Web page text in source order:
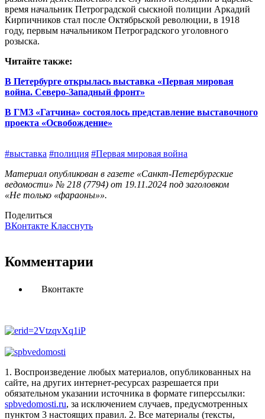
время начальник Петроградской сыскной полиции Аркадий
Кирпичников стал после Октябрьской революции, в 1918
году, первым начальником Петроградского уголовного
розыска.
Читайте также:
В Петербурге открылась выставка «Первая мировая
война. Северо-Западный фронт»
В ГМЗ «Гатчина» состоялось представление выставочного
проекта «Освобождение»
#выставка #полиция #Первая мировая война
Материал опубликован в газете «Санкт-Петербургские
ведомости» № 218 (7794) от 19.11.2024 под заголовком
«Не только «фараоны»».
Поделиться
ВКонтакте Класснуть
Комментарии
Вконтакте
1. Воспроизведение любых материалов, опубликованных на
сайте, на других интернет-ресурсах разрешается при
обязательном указании источника в формате гиперссылки:
spbvedomosti.ru, за исключением случаев, предусмотренных
пунктом 3 настоящих правил. 2. Все материалы (тексты,